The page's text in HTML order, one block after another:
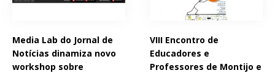
Media Lab do Jornal de
Notícias dinamiza novo
workshop sobre
VIII Encontro de
Educadores e
Professores de Montijo e